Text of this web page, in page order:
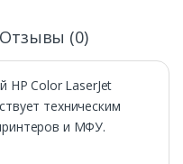
Отзывы (0)
HP Color LaserJet
техническим
и МФУ.